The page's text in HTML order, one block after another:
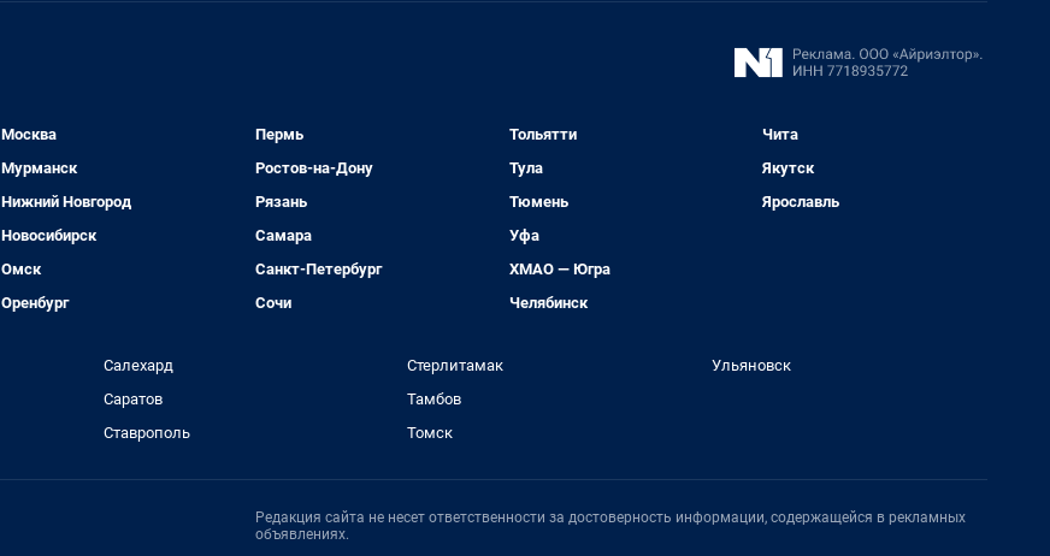
Москва
Мурманск
Нижний Новгород
Новосибирск
Омск
Оренбург
Пермь
Ростов-на-Дону
Рязань
Самара
Санкт-Петербург
Сочи
Тольятти
Тула
Тюмень
Уфа
ХМАО — Югра
Челябинск
Чита
Якутск
Ярославль
Салехард
Саратов
Ставрополь
Стерлитамак
Тамбов
Томск
Ульяновск
Редакция сайта не несет ответственности за достоверность информации, содержащейся в рекламных
объявлениях.